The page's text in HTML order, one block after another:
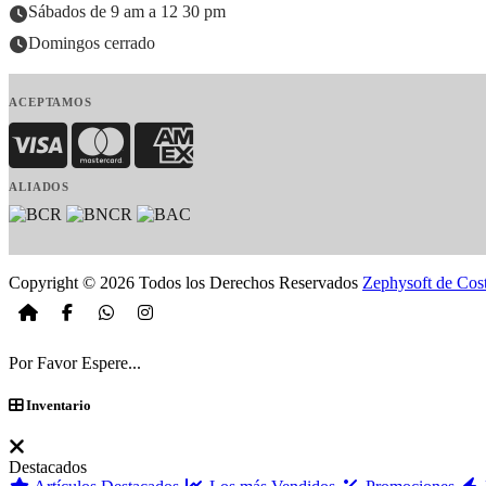
Sábados de 9 am a 12 30 pm
Domingos cerrado
ACEPTAMOS
Visa MasterCardAmerican Express
ALIADOS
Copyright © 2026 Todos los Derechos Reservados Zephysoft de
Por Favor Espere...
Inventario
Destacados